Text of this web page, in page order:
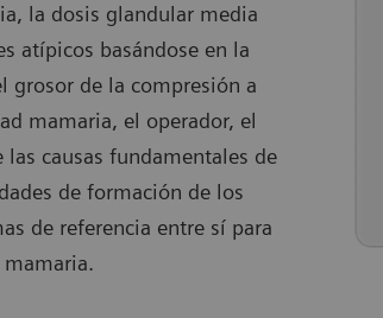
la dosis glandular media
atípicos basándose en la
grosor de la compresión a
mamaria, el operador, el
causas fundamentales de
de formación de los
de referencia entre sí para